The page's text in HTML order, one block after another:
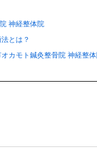
神経整体院
とは？
カモト鍼灸整骨院 神経整